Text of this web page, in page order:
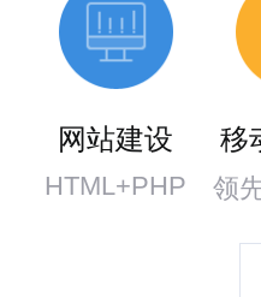
网站建设
HTML+PHP
移
领